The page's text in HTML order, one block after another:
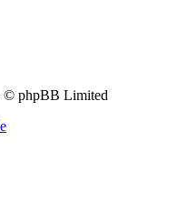
© phpBB Limited